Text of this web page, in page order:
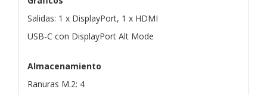
Salidas: 1 x DisplayPort, 1 x HDMI
USB-C con DisplayPort Alt Mode
Almacenamiento
Ranuras M.2: 4